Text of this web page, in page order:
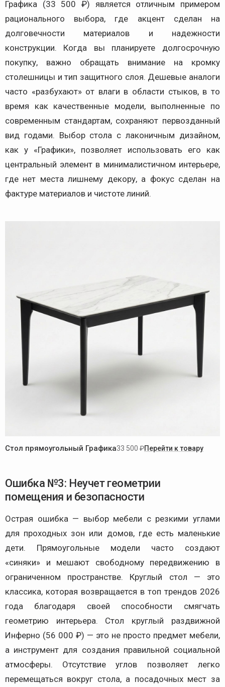
Графика (33 500 ₽) является отличным примером
рационального выбора, где акцент сделан на
долговечности материалов и надежности
конструкции. Когда вы планируете долгосрочную
покупку, важно обращать внимание на кромку
столешницы и тип защитного слоя. Дешевые аналоги
часто «разбухают» от влаги в области стыков, в то
время как качественные модели, выполненные по
современным стандартам, сохраняют первозданный
вид годами. Выбор стола с лаконичным дизайном,
как у «Графики», позволяет использовать его как
центральный элемент в минималистичном интерьере,
где нет места лишнему декору, а фокус сделан на
фактуре материалов и чистоте линий.
Стол прямоугольный Графика33 500 ₽Перейти к товару
Ошибка №3: Неучет геометрии
помещения и безопасности
Острая ошибка — выбор мебели с резкими углами
для проходных зон или домов, где есть маленькие
дети. Прямоугольные модели часто создают
«синяки» и мешают свободному передвижению в
ограниченном пространстве. Круглый стол — это
классика, которая возвращается в топ трендов 2026
года благодаря своей способности смягчать
геометрию интерьера. Стол круглый раздвижной
Инферно (56 000 ₽) — это не просто предмет мебели,
а инструмент для создания правильной социальной
атмосферы. Отсутствие углов позволяет легко
перемещаться вокруг стола, а посадочных мест за